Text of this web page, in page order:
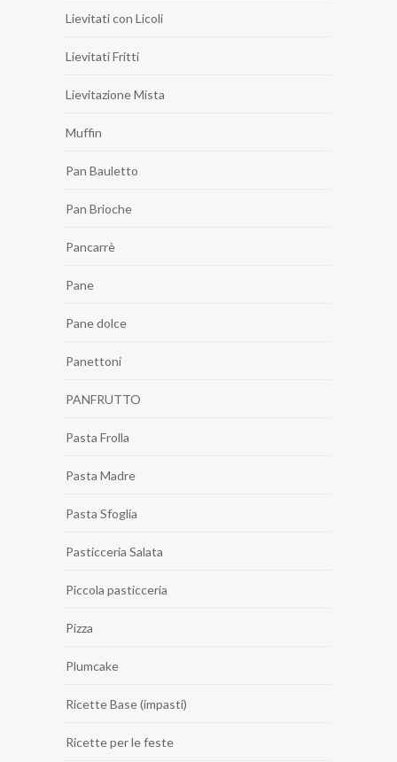
Lievitati con Licoli
Lievitati Fritti
Lievitazione Mista
Muffin
Pan Bauletto
Pan Brioche
Pancarrè
Pane
Pane dolce
Panettoni
PANFRUTTO
Pasta Frolla
Pasta Madre
Pasta Sfoglia
Pasticceria Salata
Piccola pasticceria
Pizza
Plumcake
Ricette Base (impasti)
Ricette per le feste